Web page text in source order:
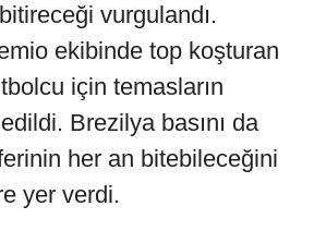
vurgulandı.
ekibinde top koşturan
için temasların
Brezilya basını da
her an bitebileceğini
yer verdi.